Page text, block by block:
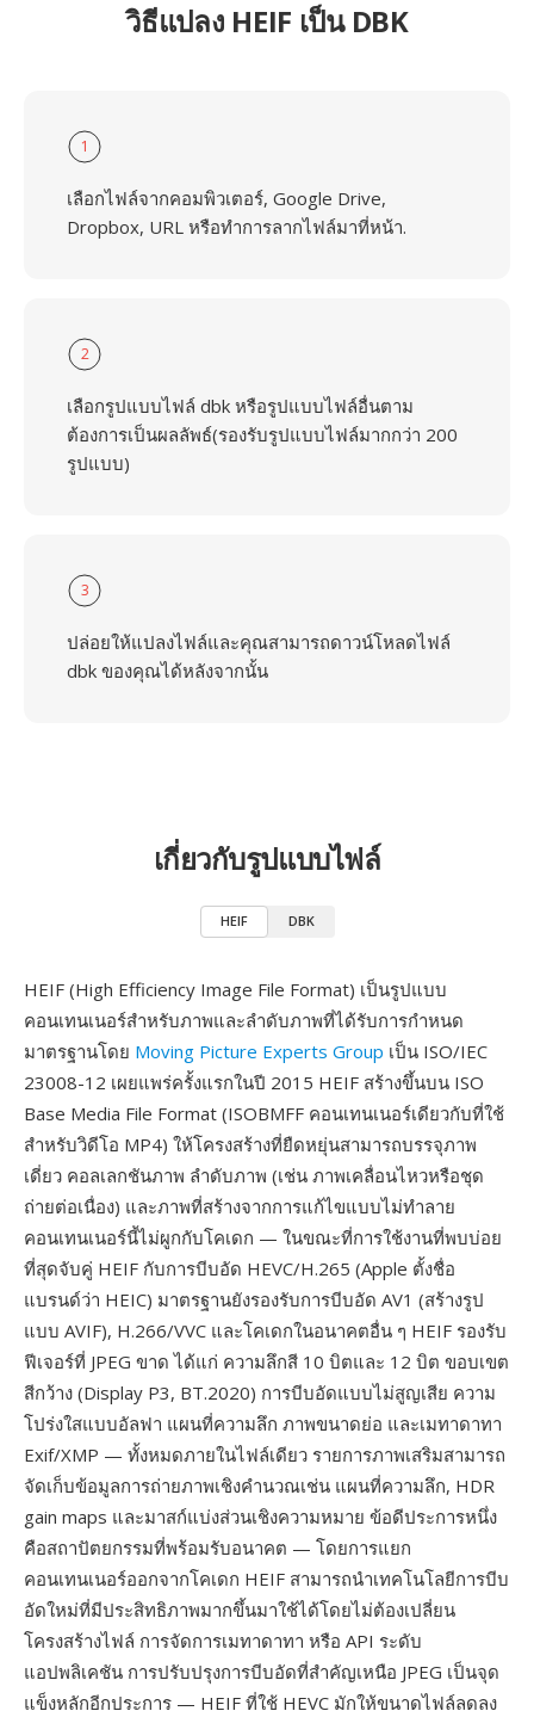
วิธีแปลง HEIF เป็น DBK
1
เลือกไฟล์จากคอมพิวเตอร์, Google Drive,
Dropbox, URL หรือทำการลากไฟล์มาที่หน้า.
2
เลือกรูปแบบไฟล์ dbk หรือรูปแบบไฟล์อื่นตาม
ต้องการเป็นผลลัพธ์(รองรับรูปแบบไฟล์มากกว่า 200
รูปแบบ)
3
ปล่อยให้แปลงไฟล์และคุณสามารถดาวน์โหลดไฟล์
dbk ของคุณได้หลังจากนั้น
เกี่ยวกับรูปแบบไฟล์
HEIF DBK
HEIF (High Efficiency Image File Format) เป็นรูปแบบ
คอนเทนเนอร์สำหรับภาพและลำดับภาพที่ได้รับการกำหนด
มาตรฐานโดย Moving Picture Experts Group เป็น ISO/IEC
23008-12 เผยแพร่ครั้งแรกในปี 2015 HEIF สร้างขึ้นบน ISO
Base Media File Format (ISOBMFF คอนเทนเนอร์เดียวกับที่ใช้
สำหรับวิดีโอ MP4) ให้โครงสร้างที่ยืดหยุ่นสามารถบรรจุภาพ
เดี่ยว คอลเลกชันภาพ ลำดับภาพ (เช่น ภาพเคลื่อนไหวหรือชุด
ถ่ายต่อเนื่อง) และภาพที่สร้างจากการแก้ไขแบบไม่ทำลาย
คอนเทนเนอร์นี้ไม่ผูกกับโคเดก — ในขณะที่การใช้งานที่พบบ่อย
ที่สุดจับคู่ HEIF กับการบีบอัด HEVC/H.265 (Apple ตั้งชื่อ
แบรนด์ว่า HEIC) มาตรฐานยังรองรับการบีบอัด AV1 (สร้างรูป
แบบ AVIF), H.266/VVC และโคเดกในอนาคตอื่น ๆ HEIF รองรับ
ฟีเจอร์ที่ JPEG ขาด ได้แก่ ความลึกสี 10 บิตและ 12 บิต ขอบเขต
สีกว้าง (Display P3, BT.2020) การบีบอัดแบบไม่สูญเสีย ความ
โปร่งใสแบบอัลฟา แผนที่ความลึก ภาพขนาดย่อ และเมทาดาทา
Exif/XMP — ทั้งหมดภายในไฟล์เดียว รายการภาพเสริมสามารถ
จัดเก็บข้อมูลการถ่ายภาพเชิงคำนวณเช่น แผนที่ความลึก, HDR
gain maps และมาสก์แบ่งส่วนเชิงความหมาย ข้อดีประการหนึ่ง
คือสถาปัตยกรรมที่พร้อมรับอนาคต — โดยการแยก
คอนเทนเนอร์ออกจากโคเดก HEIF สามารถนำเทคโนโลยีการบีบ
อัดใหม่ที่มีประสิทธิภาพมากขึ้นมาใช้ได้โดยไม่ต้องเปลี่ยน
โครงสร้างไฟล์ การจัดการเมทาดาทา หรือ API ระดับ
แอปพลิเคชัน การปรับปรุงการบีบอัดที่สำคัญเหนือ JPEG เป็นจุด
แข็งหลักอีกประการ — HEIF ที่ใช้ HEVC มักให้ขนาดไฟล์ลดลง